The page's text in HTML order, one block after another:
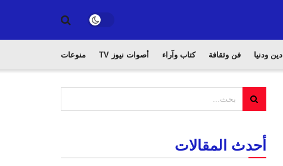
دين ودنيا فن وثقافة كتاب وآراء أصوات نيوز TV منوعات
أحدث المقالات